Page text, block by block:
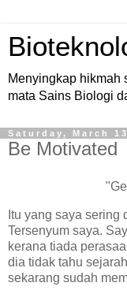
Menyingkap hikmah
mata Sains Biologi
Saturday, March
Be Motivated
Itu yang saya sering
Tersenyum saya.
kerana tiada
dia tidak tahu
sekarang sudah